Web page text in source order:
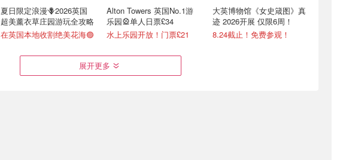
夏日限定浪漫🪻2026英国
超美薰衣草庄园游玩全攻略
在英国本地收割绝美花海🟣
Alton Towers 英国No.1游
乐园🎡单人日票£34
水上乐园开放！门票£21
大英博物馆《女史箴图》真
迹 2026开展 仅限6周！
8.24截止！免费参观！
展开更多